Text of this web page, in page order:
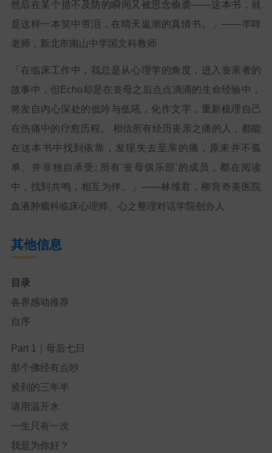
然后在某个措不及防的瞬间又被思念偷袭——这本书，就
是这样一本笑中带泪，在晴天返潮的真情书。」——羊咩
老师，新北市南山中学国文科教师
「在临床工作中，我总是从心理学的角度，进入丧亲者的
故事中，但Echo却是在丧母之后点点滴滴的生命经验中，
将发自内心深处的低吟与低吼，化作文字，重新梳理自己
在伤痛中的疗愈历程。 相信所有经历丧亲之痛的人，都能
在这本书中找到依靠，发现失去至亲的痛，原来并不孤
单、并非独自承受; 所有'丧母俱乐部'的成员，都在阅读
中，找到共鸣，相互为伴。」——林维君，柳营奇美医院
血液肿瘤科临床心理师、心之整理对话学院创办人
其他信息
目录
各界感动推荐
自序
Part 1
｜母后七日
那个佛经有点吵
捡到的三年半
请用温开水
一生只有一次
我是为你好？